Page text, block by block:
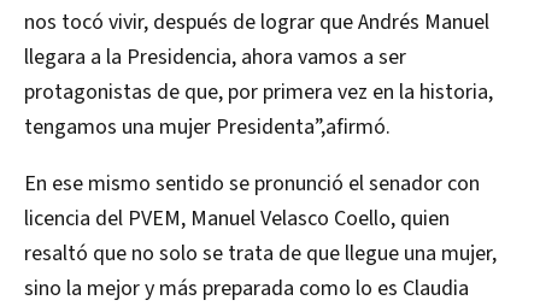
nos tocó vivir, después de lograr que Andrés Manuel
llegara a la Presidencia, ahora vamos a ser
protagonistas de que, por primera vez en la historia,
tengamos una mujer Presidenta”,afirmó.
En ese mismo sentido se pronunció el senador con
licencia del PVEM, Manuel Velasco Coello, quien
resaltó que no solo se trata de que llegue una mujer,
sino la mejor y más preparada como lo es Claudia